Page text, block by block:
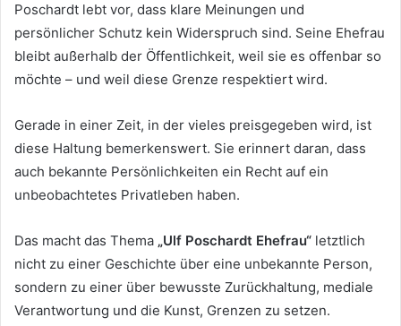
Poschardt lebt vor, dass klare Meinungen und
persönlicher Schutz kein Widerspruch sind. Seine Ehefrau
bleibt außerhalb der Öffentlichkeit, weil sie es offenbar so
möchte – und weil diese Grenze respektiert wird.
Gerade in einer Zeit, in der vieles preisgegeben wird, ist
diese Haltung bemerkenswert. Sie erinnert daran, dass
auch bekannte Persönlichkeiten ein Recht auf ein
unbeobachtetes Privatleben haben.
Das macht das Thema „Ulf Poschardt Ehefrau“ letztlich
nicht zu einer Geschichte über eine unbekannte Person,
sondern zu einer über bewusste Zurückhaltung, mediale
Verantwortung und die Kunst, Grenzen zu setzen.